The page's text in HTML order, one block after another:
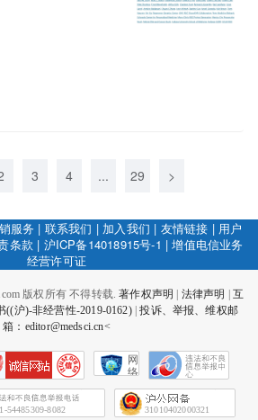
3 4 ... 29 >
服务 | 联系我们 | 加入我们 | 友情链接 | 用户
条款 | 沪ICP备14018915号-1 |增值电信业务
经营许可证
版权所有 不得转载.著作权声明 法律声明
互
沪)-非经营性-2019-0162)|投诉、举报、维权邮
箱：editor@medsci.cn<
网
络
会
征
54485309-8082 31010402000321